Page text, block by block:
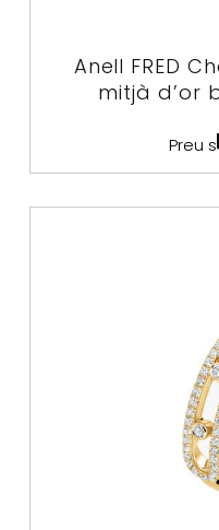
Anell FRED
mitjà d’or
Preu